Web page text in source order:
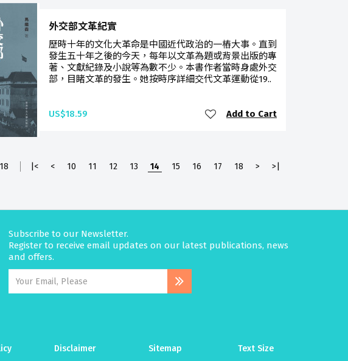
外交部文革紀實
歷時十年的文化大革命是中國近代政治的一樁大事。直到
發生五十年之後的今天，每年以文革為題或背景出版的專
著、文獻紀錄及小說等為數不少。本書作者當時身處外交
部，目睹文革的發生。她按時序詳細交代文革運動從19..
US$18.59 Add to Cart
18 |< < 10 11 12 13 14 15 16 17 18 > >|
Subscribe to our Newsletter.
Register to receive email updates on our latest publications, news
and offers.
Disclaimer Sitemap Text Size